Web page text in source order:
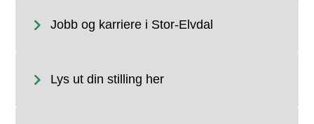
Jobb og karriere i Stor-Elvdal
Lys ut din stilling her